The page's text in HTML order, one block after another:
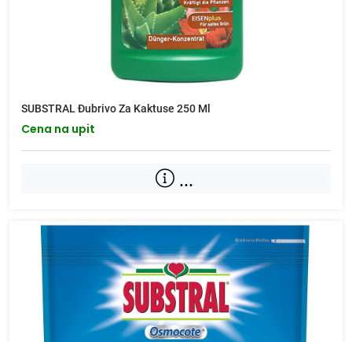
SUBSTRAL Đubrivo Za Kaktuse 250 Ml
Cena na upit
...